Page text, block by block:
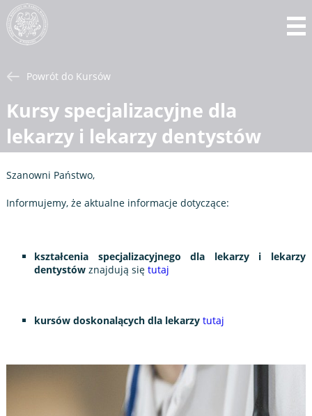
Powrót do Kursów
Kursy specjalizacyjne dla
lekarzy i lekarzy dentystów
Szanowni Państwo,
Informujemy, że aktualne informacje dotyczące:
kształcenia specjalizacyjnego dla lekarzy i lekarzy
dentystówznajdują się tutaj
kursów doskonalących dla lekarzy tutaj